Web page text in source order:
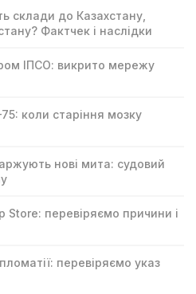
склади до Казахстану,
Фактчек і наслідки
ІПСО: викрито мережу
коли старіння мозку
нові мита: судовий
Store: перевіряємо причини і
перевіряємо указ